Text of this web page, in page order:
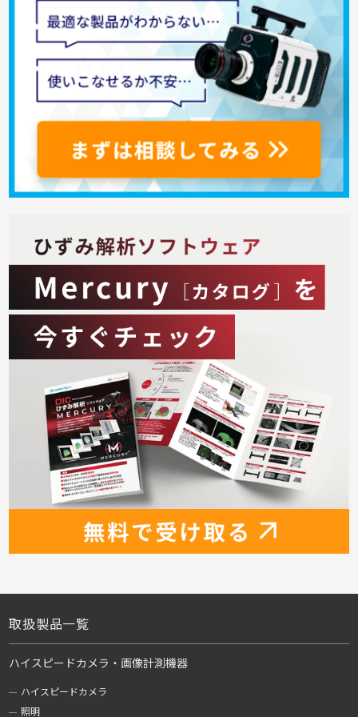
取扱製品一覧
ハイスピードカメラ・画像計測機器
ハイスピードカメラ
照明